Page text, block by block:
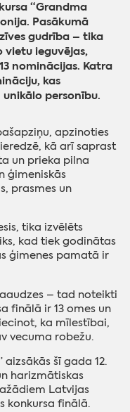
“Grandma
Pasākumā
gudrība – tika
ieguvējas,
nominācijas. Katra
kas
personību.
apzinoties
kā arī saprast
un prieka pilna
ģimeniskās
prasmes un
tika izvēlēts
kad tiek godinātas
ģimenes pamatā ir
– tad noteikti
finālā ir 13 omes un
ka mīlestībai,
vecuma robežu.
šī gada 12.
harizmātiskas
Latvijas
konkursa finālā.